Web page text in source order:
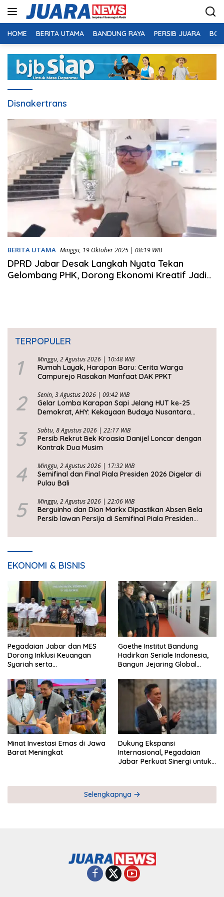
HOME BERITA UTAMA BANDUNG RAYA PERSIB JUARA
Disnakertrans
BERITA UTAMA Minggu, 19 Oktober 2025 | 08:19 WIB
DPRD Jabar Desak Langkah Nyata Tekan
Gelombang PHK, Dorong Ekonomi Kreatif Jadi
TERPOPULER
1 Minggu, 2 Agustus 2026 | 10:48 WIB
Rumah Layak, Harapan Baru: Cerita Warga
Campurejo Rasakan Manfaat DAK PPKT
2 Senin, 3 Agustus 2026 | 09:42 WIB
Gelar Lomba Karapan Sapi Jelang HUT ke-25
Demokrat, AHY: Kekayaan Budaya Nusantara
3 Sabtu, 8 Agustus 2026 | 22:17 WIB
Persib Rekrut Bek Kroasia Danijel Loncar dengan
Kontrak Dua Musim
4 Minggu, 2 Agustus 2026 | 17:32 WIB
Semifinal dan Final Piala Presiden 2026 Digelar di
Pulau Bali
5 Minggu, 2 Agustus 2026 | 22:06 WIB
Berguinho dan Dion Markx Dipastikan Absen Bela
Persib lawan Persija di Semifinal Piala Presiden
EKONOMI & BISNIS
Pegadaian Jabar dan MES
Dorong Inklusi Keuangan
Syariah serta
Goethe Institut Bandung
Hadirkan Seriale Indonesia,
Bangun Jejaring Global
Minat Investasi Emas di Jawa
Barat Meningkat
Dukung Ekspansi
Internasional, Pegadaian
Jabar Perkuat Sinergi untuk
Selengkapnya